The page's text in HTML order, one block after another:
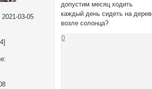
2021-03-05
допустим месяц ходить
каждый день сидеть на
возле солонца?
0